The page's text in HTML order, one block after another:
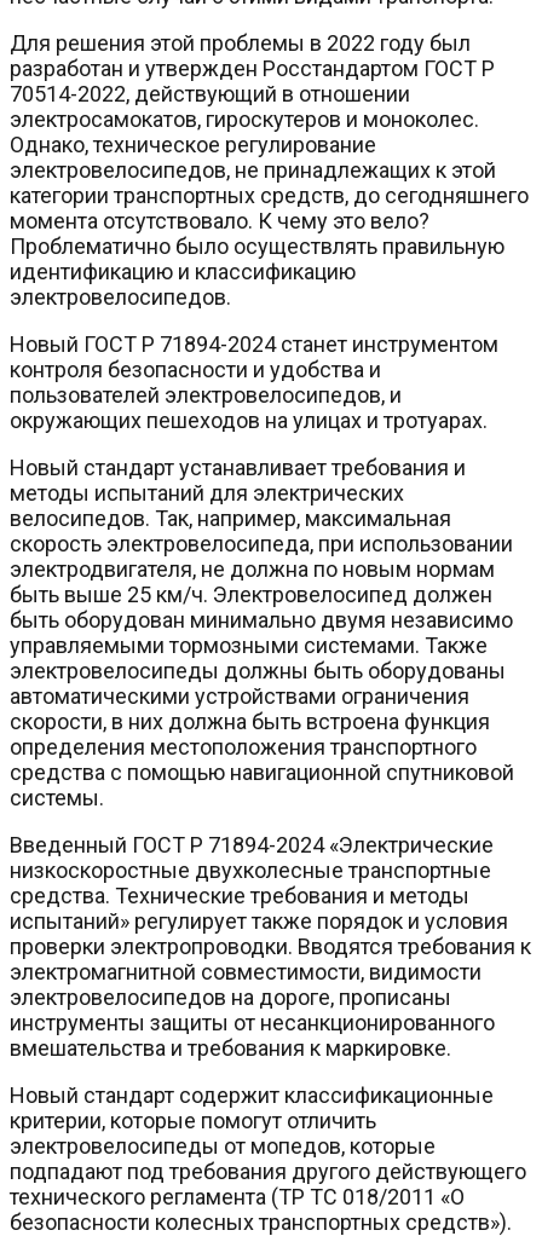
Для решения этой проблемы в 2022 году был
разработан и утвержден Росстандартом ГОСТ Р
70514-2022, действующий в отношении
электросамокатов, гироскутеров и моноколес.
Однако, техническое регулирование
электровелосипедов, не принадлежащих к этой
категории транспортных средств, до сегодняшнего
момента отсутствовало. К чему это вело?
Проблематично было осуществлять правильную
идентификацию и классификацию
электровелосипедов.
Новый ГОСТ Р 71894-2024 станет инструментом
контроля безопасности и удобства и
пользователей электровелосипедов, и
окружающих пешеходов на улицах и тротуарах.
Новый стандарт устанавливает требования и
методы испытаний для электрических
велосипедов. Так, например, максимальная
скорость электровелосипеда, при использовании
электродвигателя, не должна по новым нормам
быть выше 25 км/ч. Электровелосипед должен
быть оборудован минимально двумя независимо
управляемыми тормозными системами. Также
электровелосипеды должны быть оборудованы
автоматическими устройствами ограничения
скорости, в них должна быть встроена функция
определения местоположения транспортного
средства с помощью навигационной спутниковой
системы.
Введенный ГОСТ Р 71894-2024 «Электрические
низкоскоростные двухколесные транспортные
средства. Технические требования и методы
испытаний» регулирует также порядок и условия
проверки электропроводки. Вводятся требования к
электромагнитной совместимости, видимости
электровелосипедов на дороге, прописаны
инструменты защиты от несанкционированного
вмешательства и требования к маркировке.
Новый стандарт содержит классификационные
критерии, которые помогут отличить
электровелосипеды от мопедов, которые
подпадают под требования другого действующего
технического регламента (ТР ТС 018/2011 «О
безопасности колесных транспортных средств»).